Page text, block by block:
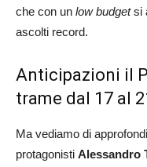
che con un low budgetsi
ascolti record.
Anticipazioni il
trame dal 17 al
Ma vediamo di
protagonisti Alessandro